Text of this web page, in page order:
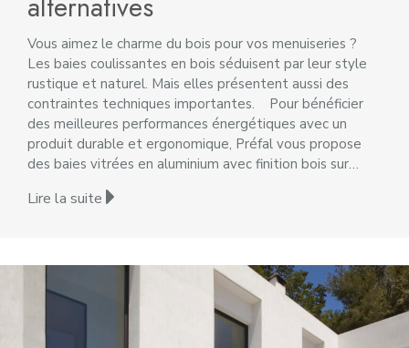
Vous aimez le charme du bois pour vos menuiseries ?
Les baies coulissantes en bois séduisent par leur style
rustique et naturel. Mais elles présentent aussi des
contraintes techniques importantes. Pour bénéficier
des meilleures performances énergétiques avec un
produit durable et ergonomique, Préfal vous propose
des baies vitrées en aluminium avec finition bois sur…
Lire la suite